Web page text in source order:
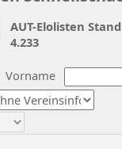
Vorname
AUT-Elolisten
4.233